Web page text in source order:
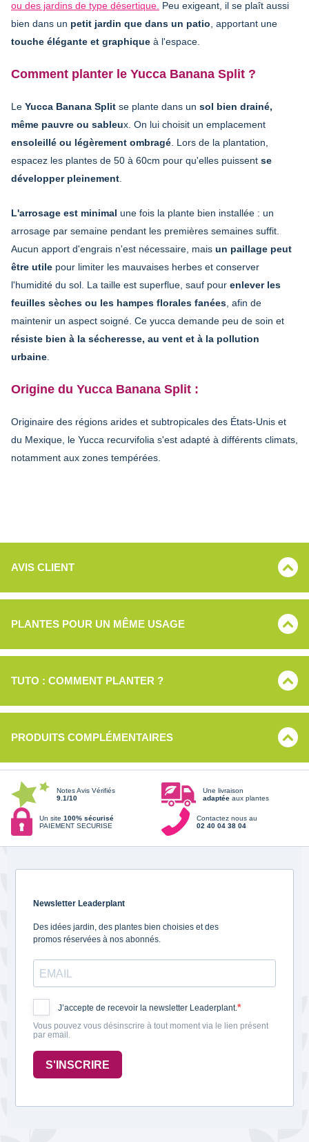
ou des jardins de type désertique. Peu exigeant, il se plaît aussi
bien dans un petit jardin que dans un patio , apportant une
touche élégante et graphique à l'espace.
Comment planter le Yucca Banana Split ?
Le Yucca Banana Split se plante dans un sol bien drainé,
même pauvre ou sableux. On lui choisit un emplacement
ensoleillé ou légèrement ombragé . Lors de la plantation,
espacez les plantes de 50 à 60cm pour qu'elles puissent se
développer pleinement
L'arrosage est minimal une fois la plante bien installée : un
arrosage par semaine pendant les premières semaines suffit.
Aucun apport d'engrais n'est nécessaire, mais un paillage peut
être utile pour limiter les mauvaises herbes et conserver
l'humidité du sol. La taille est superflue, sauf pour enlever les
feuilles sèches ou les hampes florales fanées , afin de
maintenir un aspect soigné. Ce yucca demande peu de soin et
résiste bien à la sécheresse, au vent et à la pollution
urbaine
Origine du Yucca Banana Split :
Originaire des régions arides et subtropicales des États-Unis et
du Mexique, le Yucca recurvifolia s'est adapté à différents climats,
notamment aux zones tempérées.
AVIS CLIENT
PLANTES POUR UN MÊME USAGE
TUTO : COMMENT PLANTER ?
PRODUITS COMPLÉMENTAIRES
Notes Avis Vérifiés
9.1/10
Une livraison
adaptée aux plantes
Un site 100% sécurisé
PAIEMENT SECURISE
Contactez nous au
02 40 04 38 04
Newsletter Leaderplant
Des idées jardin, des plantes bien choisies et des
promos réservées à nos abonnés.
J’accepte de recevoir la newsletter Leaderplant.
Vous pouvez vous désinscrire à tout moment via le lien présent
par email.
S'INSCRIRE